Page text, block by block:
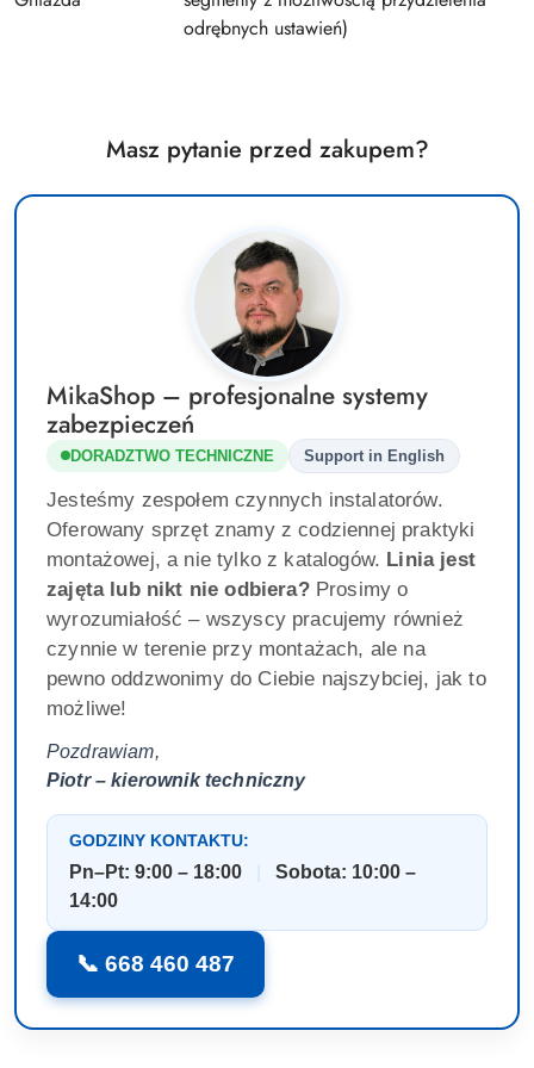
odrębnych ustawień)
Masz pytanie przed zakupem?
MikaShop – profesjonalne systemy
zabezpieczeń
DORADZTWO TECHNICZNE Support in English
Jesteśmy zespołem czynnych instalatorów.
Oferowany sprzęt znamy z codziennej praktyki
montażowej, a nie tylko z katalogów. Linia jest
zajęta lub nikt nie odbiera?Prosimy o
wyrozumiałość – wszyscy pracujemy również
czynnie w terenie przy montażach, ale na
pewno oddzwonimy do Ciebie najszybciej, jak to
możliwe!
Pozdrawiam,
Piotr – kierownik techniczny
GODZINY KONTAKTU:
Pn–Pt: 9:00 – 18:00
Sobota: 10:00 –
14:00
📞 668 460 487